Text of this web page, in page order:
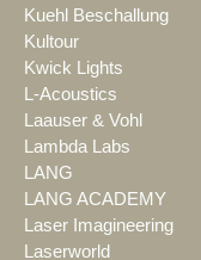
Kuehl Beschallung
Kultour
Kwick Lights
L-Acoustics
Laauser & Vohl
Lambda Labs
LANG
LANG ACADEMY
Laser Imagineering
Laserworld